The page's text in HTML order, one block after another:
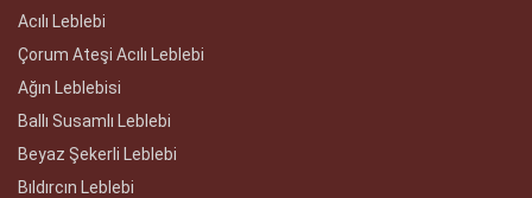
Acılı Leblebi
Çorum Ateşi Acılı Leblebi
Ağın Leblebisi
Ballı Susamlı Leblebi
Beyaz Şekerli Leblebi
Bıldırcın Leblebi